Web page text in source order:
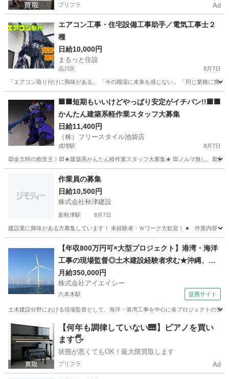
プリフラ Ad
エアコン工事・住宅設備工事助手／電気工事士２
種
日給10,000円
まるっと住設
品川区 8月7日
「エアコン取り付けに興味がある」 「今の職場に未来を感じない」 「同じ業種に携
建築
🟦🟫短期もいいけどやっぱり安定がイチバン!!🟦🟫
かんたん建築系軽作業スタッフ大募集
日給11,400円
（株）フリースタイル池袋店
成増駅 8月7日
🟨金欠時の救世主！🟨★建築系かんたん軽作業スタッフ大募集★ 🟨ノルマ無し、勤務
成増駅 建築
作業員の募集
日給10,500円
株式会社秋津建設
新秋津駅 8月7日
建設業に興味がある方募集しています！ 未経験者・Ｗワーク大歓迎！ ■
新秋津駅 建築
【年収800万円可×大型プロジェクト】港湾・海洋
工事の現場監督◎土木建設経験者求む★沖縄、東
京、横浜、福島、秋田で活躍のチャンス
月給350,000円
株式会社アイエイシー
六本木駅 提携サイト
土木建設分野における現場監督として、海洋・港湾工事を中心に各プロジェクトの
東京 六本木駅 その他
【何年も調律していない🎹】ピアノを買い
ます🖐️
状態が悪くてもOK！最大限買取します
プリフラ Ad